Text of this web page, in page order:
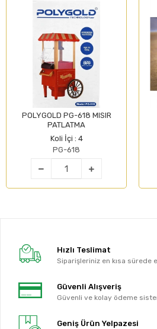
POLYGOLD PG-618 MISIR
PATLATMA
Koli İçi : 4
PG-618
Hızlı Teslimat
Siparişleriniz en kısa sürede
Güvenli Alışveriş
Güvenli ve kolay ödeme
Geniş Ürün Yelpazesi